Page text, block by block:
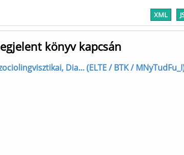
XML
könyv kapcsán
Dia... (ELTE / BTK /